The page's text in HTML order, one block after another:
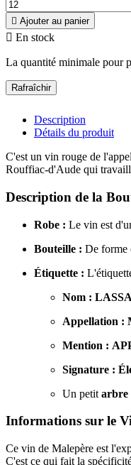
 Ajouter au panier
 En stock
La quantité minimale pour
Description
Détails du produit
C'est un vin rouge de
Rouffiac-d'Aude qui
Description de la
Robe : Le vin est
Bouteille : De forme
Étiquette :
Nom :
Appellation :
Mention :
Signature :
Un petit arbre
Informations sur le
Ce vin de Malepère est
C'est ce qui fait la